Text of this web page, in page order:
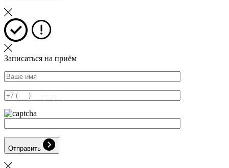
Записаться на приём
Отправить